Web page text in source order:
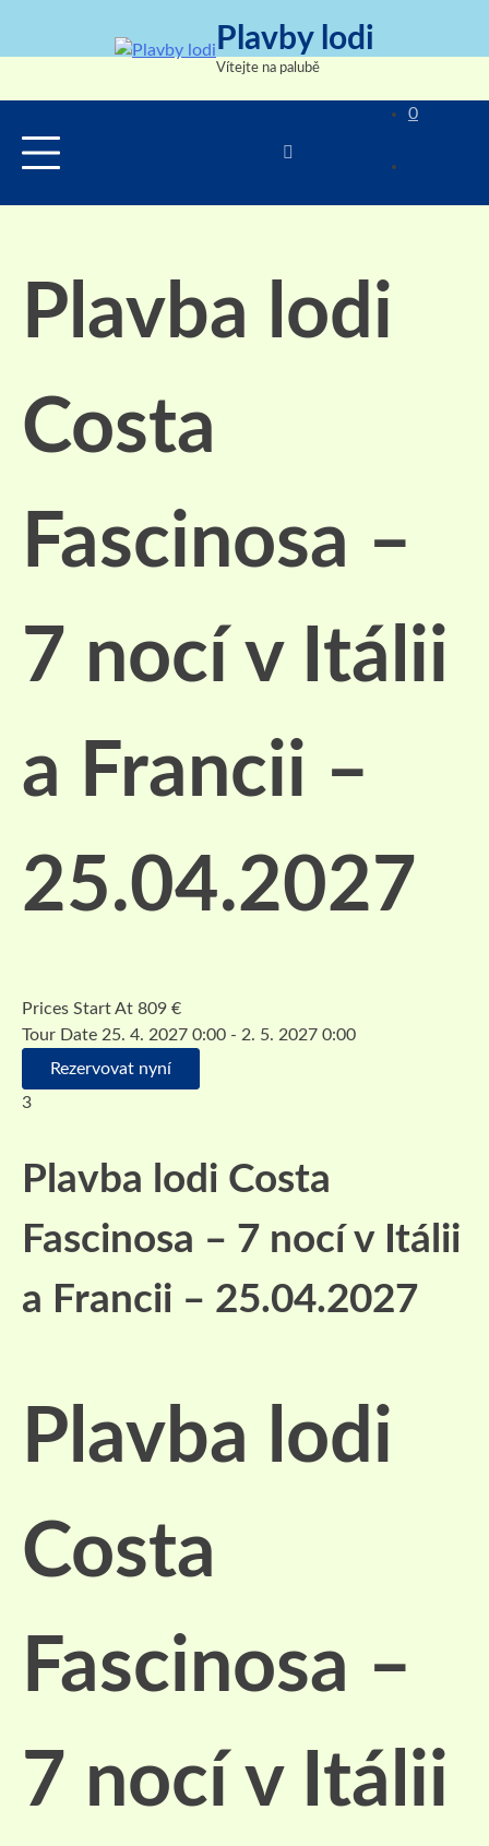
Plavby lodi
Vítejte na palubě
0
Plavba lodi
Costa
Fascinosa –
7 nocí v Itálii
a Francii –
25.04.2027
Prices Start At 809 €
Tour Date 25. 4. 2027 0:00 - 2. 5. 2027 0:00
Rezervovat nyní
3
Plavba lodi Costa
Fascinosa – 7 nocí v Itálii
a Francii – 25.04.2027
Plavba lodi
Costa
Fascinosa –
7 nocí v Itálii